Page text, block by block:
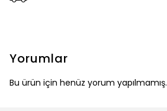
Yorumlar
Bu ürün için henüz yorum yapılmamış.